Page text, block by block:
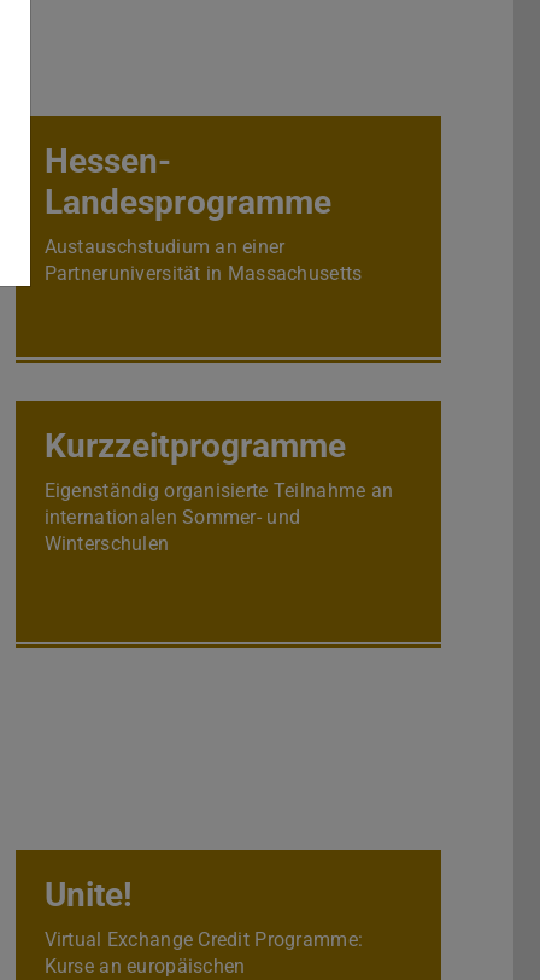
Hessen-
Landesprogramme
Austauschstudium an einer
Partneruniversität in Massachusetts
Kurzzeitprogramme
Eigenständig organisierte Teilnahme an
internationalen Sommer- und
Winterschulen
Unite!
Virtual Exchange Credit Programme:
Kurse an europäischen